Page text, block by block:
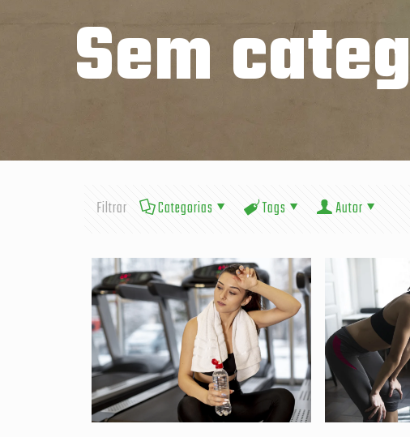
Sem
Filtrar Categorias Tags Autor